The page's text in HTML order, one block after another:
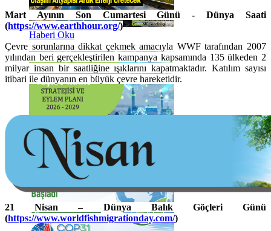
Haberi Oku
Haberi Oku
Mart Ayının Son Cumartesi Günü - Dünya Saati
(https://www.earthhour.org/)
Çevre sorunlarına dikkat çekmek amacıyla WWF tarafından 2007
yılından beri gerçekleştirilen kampanya kapsamında 135 ülkeden 2
milyar insan bir saatliğine ışıklarını kapatmaktadır. Katılım sayısı
itibari ile dünyanın en büyük çevre hareketidir.
21 Nisan – Dünya Balık Göçleri Günü
(https://www.worldfishmigrationday.com/)